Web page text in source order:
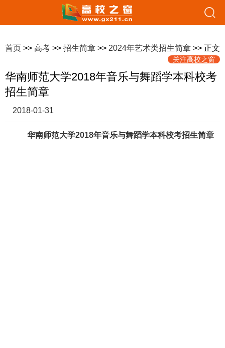
首页 >> 高考 >> 招生简章 >> 2024年艺术类招生简章 >> 正文
关注高校之窗
华南师范大学2018年音乐与舞蹈学本科校考
招生简章
2018-01-31
华南师范大学2018年音乐与舞蹈学本科校考招生简章